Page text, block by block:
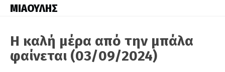
ΜΙΑΟΥΛΗΣ
Η καλή μέρα από την μπάλα
φαίνεται (03/09/2024)